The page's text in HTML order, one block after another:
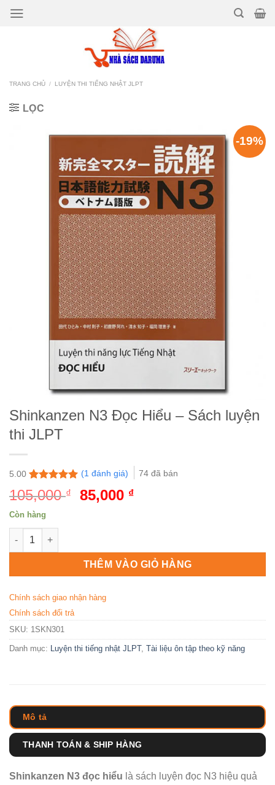
Bỏ
TRANG CHỦ / LUYỆN THI TIẾNG NHẬT JLPT
LỌC
-19%
Shinkanzen N3 Đọc Hiểu – Sách luyện
thi JLPT
5.00
5.00 trên 5
1
đánh giá
(1 đánh giá) 74đã bán
105,000₫
Giá
85,000 ₫
85,000 ₫.
Còn hàng
Shinkanzen N3 Đọc Hiểu - Sách luyện thi JLPT số lượng
THÊM VÀO GIỎ HÀNG
Chính sách giao nhận hàng
Chính sách đổi trả
SKU: 1SKN301
Danh mục: Luyện thi tiếng nhật JLPT, Tài liệu ôn tập theo kỹ năng
Mô tả
THANH TOÁN & SHIP HÀNG
Shinkanzen N3 đọc hiểu là sách luyện đọc N3 hiệu quả